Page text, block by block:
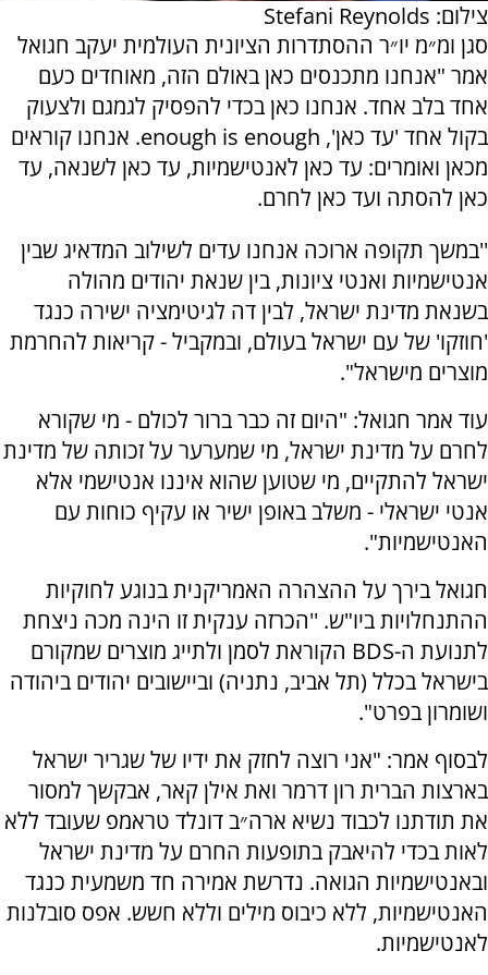
צילום: Stefani Reynolds
סגן ומ״מ יו״ר ההסתדרות הציונית העולמית יעקב חגואל
אמר "אנחנו מתכנסים כאן באולם הזה, ‏מאוחדים כעם
אחד בלב אחד. אנחנו כאן בכדי להפסיק לגמגם ולצעוק
בקול אחד 'עד כאן', enough is enough. אנחנו קוראים
מכאן ואומרים: עד כאן לאנטישמיות, עד כאן לשנאה, עד
כאן להסתה ועד כאן לחרם.
''במשך תקופה ארוכה אנחנו עדים לשילוב המדאיג שבין
אנטישמיות ואנטי ציונות, בין שנאת יהודים מהולה
בשנאת מדינת ישראל, לבין דה לגיטימציה ישירה כנגד
'חוזקו' של עם ישראל בעולם, ובמקביל - קריאות להחרמת
מוצרים מישראל".
עוד אמר חגואל: "היום זה כבר ברור לכולם - מי שקורא
לחרם על מדינת ישראל, מי שמערער על זכותה של מדינת
ישראל להתקיים, מי שטוען שהוא איננו אנטישמי אלא
אנטי ישראלי - משלב באופן ישיר או עקיף כוחות עם
האנטישמיות".
חגואל בירך על ההצהרה האמריקנית בנוגע לחוקיות
ההתנחלויות ביו"ש. ''הכרזה ענקית זו הינה מכה ניצחת
לתנועת ה-BDS הקוראת לסמן ולתייג מוצרים שמקורם
בישראל בכלל (תל אביב, נתניה) וביישובים יהודים ביהודה
ושומרון בפרט".
לבסוף אמר: "אני רוצה לחזק את ידיו של שגריר ישראל
בארצות הברית רון דרמר ואת אילן קאר, אבקשך למסור
את תודתנו לכבוד נשיא ארה״ב דונלד טראמפ שעובד ללא
לאות בכדי להיאבק בתופעות החרם על מדינת ישראל
ובאנטישמיות הגואה. נדרשת אמירה חד משמעית כנגד
האנטישמיות, ללא כיבוס מילים וללא חשש. אפס סובלנות
לאנטישמיות.